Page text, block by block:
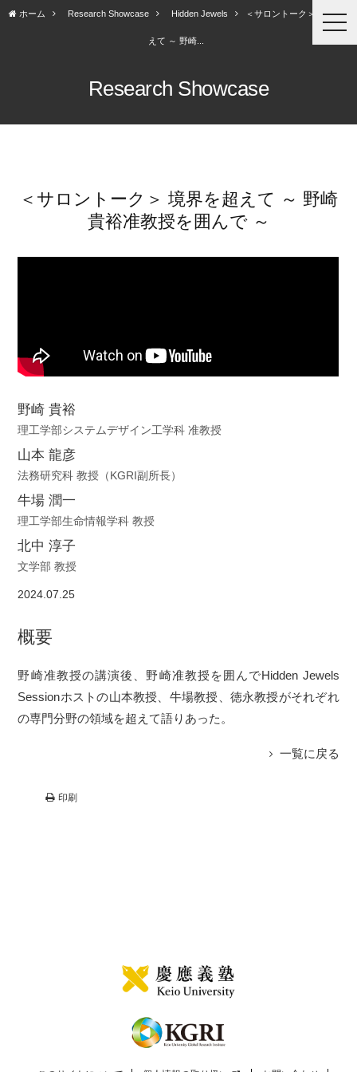
ホーム Research Showcase Hidden Jewels ＜サロントーク＞ 境界を超
えて ～ 野崎...
Research Showcase
＜サロントーク＞ 境界を超えて ～ 野崎
貴裕准教授を囲んで ～
野崎 貴裕
理工学部システムデザイン工学科 准教授
山本 龍彦
法務研究科 教授（KGRI副所長）
牛場 潤一
理工学部生命情報学科 教授
北中 淳子
文学部 教授
2024.07.25
概要
野崎准教授の講演後、野崎准教授を囲んでHidden Jewels
Sessionホストの山本教授、牛場教授、徳永教授がそれぞれ
の専門分野の領域を超えて語りあった。
一覧に戻る
印刷